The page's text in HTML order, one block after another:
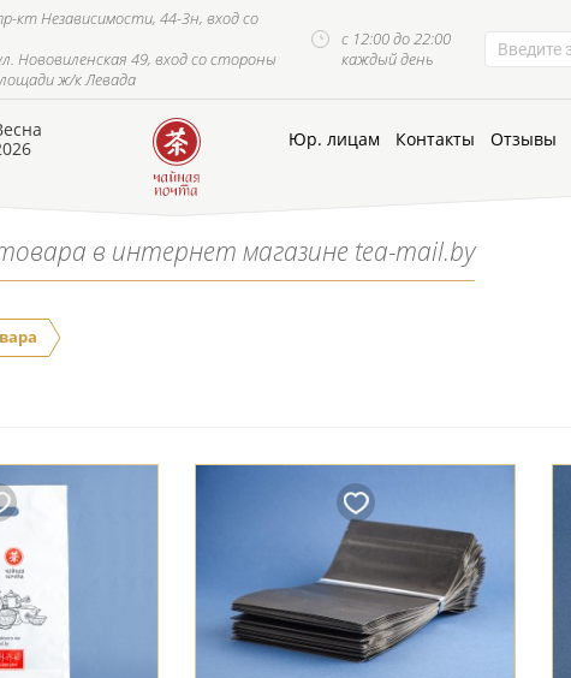
кт Независимости, 44-3н, вход со
Нововиленская 49, вход со стороны
ж/к Левада
с 12:00 до 22:00
каждый день
Юр. лицам Контакты Отзывы
в интернет магазине tea-mail.by